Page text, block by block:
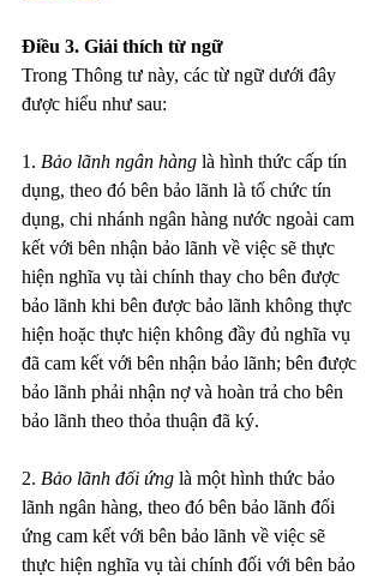
Điều 3. Giải thích từ ngữ
Trong Thông tư này, các từ ngữ dưới đây
được hiểu như sau:
1. Bảo lãnh ngân hàng là hình thức cấp tín
dụng, theo đó bên bảo lãnh là tổ chức tín
dụng, chi nhánh ngân hàng nước ngoài cam
kết với bên nhận bảo lãnh về việc sẽ thực
hiện nghĩa vụ tài chính thay cho bên được
bảo lãnh khi bên được bảo lãnh không thực
hiện hoặc thực hiện không đầy đủ nghĩa vụ
đã cam kết với bên nhận bảo lãnh; bên được
bảo lãnh phải nhận nợ và hoàn trả cho bên
bảo lãnh theo thỏa thuận đã ký.
2. Bảo lãnh đối ứng là một hình thức bảo
lãnh ngân hàng, theo đó bên bảo lãnh đối
ứng cam kết với bên bảo lãnh về việc sẽ
thực hiện nghĩa vụ tài chính đối với bên bảo